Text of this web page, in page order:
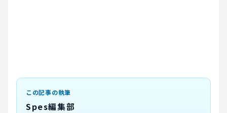
この記事の執筆
Spes編集部